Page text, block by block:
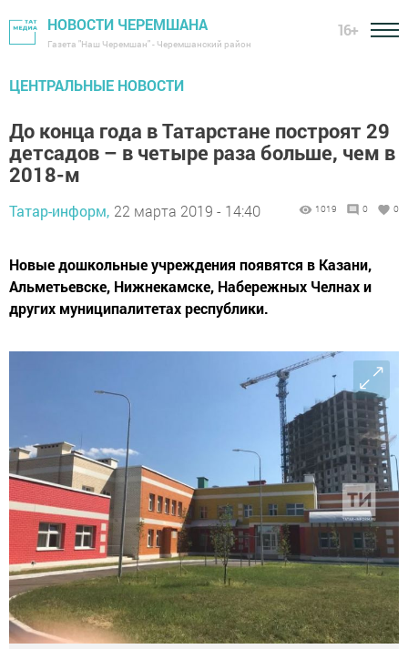
НОВОСТИ ЧЕРЕМШАНА
Газета "Наш Черемшан" - Черемшанский район
16+
ЦЕНТРАЛЬНЫЕ НОВОСТИ
До конца года в Татарстане построят 29
детсадов – в четыре раза больше, чем в
2018-м
Татар-информ, 22 марта 2019 - 14:40 1019 0 0
Новые дошкольные учреждения появятся в Казани,
Альметьевске, Нижнекамске, Набережных Челнах и
других муниципалитетах республики.